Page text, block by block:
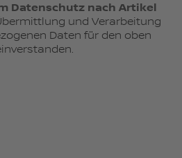
Datenschutz nach Artikel
und Verarbeitung
Daten für den oben